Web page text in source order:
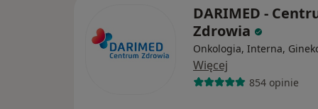
DARIMED -
Zdrowia
Onkologia, Interna,
Więcej
854 opinie